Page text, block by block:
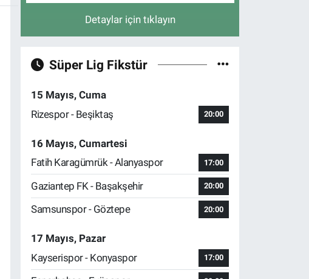
Detaylar için tıklayın
Süper Lig Fikstür
15 Mayıs, Cuma
Rizespor - Beşiktaş
20:00
16 Mayıs, Cumartesi
Fatih Karagümrük - Alanyaspor
17:00
Gaziantep FK - Başakşehir 20:00
Samsunspor - Göztepe 20:00
17 Mayıs, Pazar
Kayserispor - Konyaspor
17:00